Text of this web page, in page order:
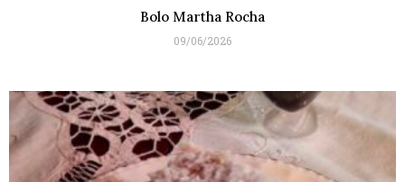
Bolo Martha Rocha
09/06/2026